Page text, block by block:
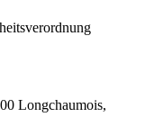
Longchaumois,